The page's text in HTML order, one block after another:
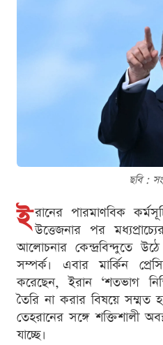
ছবি :
ই রানের পারমাণবিক
উত্তেজনার পর
আলোচনার কেন্দ্রবিন্দুতে
সম্পর্ক। এবার মার্কিন
করেছেন, ইরান ‘শতভাগ
তৈরি না করার বিষয়ে সম্মত
তেহরানের সঙ্গে শক্তিশালী
যাচ্ছে।